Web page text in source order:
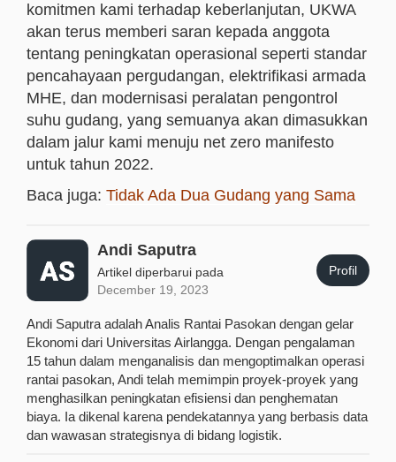
komitmen kami terhadap keberlanjutan, UKWA
akan terus memberi saran kepada anggota
tentang peningkatan operasional seperti standar
pencahayaan pergudangan, elektrifikasi armada
MHE, dan modernisasi peralatan pengontrol
suhu gudang, yang semuanya akan dimasukkan
dalam jalur kami menuju net zero manifesto
untuk tahun 2022.
Baca juga: Tidak Ada Dua Gudang yang Sama
Andi Saputra
Artikel diperbarui pada
December 19, 2023
Profil
Andi Saputra adalah Analis Rantai Pasokan dengan gelar
Ekonomi dari Universitas Airlangga. Dengan pengalaman
15 tahun dalam menganalisis dan mengoptimalkan operasi
rantai pasokan, Andi telah memimpin proyek-proyek yang
menghasilkan peningkatan efisiensi dan penghematan
biaya. Ia dikenal karena pendekatannya yang berbasis data
dan wawasan strategisnya di bidang logistik.